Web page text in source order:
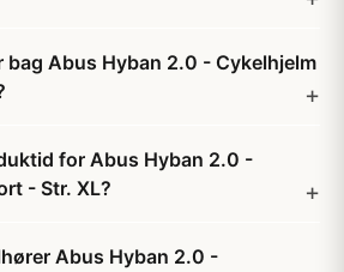
Abus Hyban 2.0 - Cykelhjelm
for Abus Hyban 2.0 -
- Str. XL?
Abus Hyban 2.0 -